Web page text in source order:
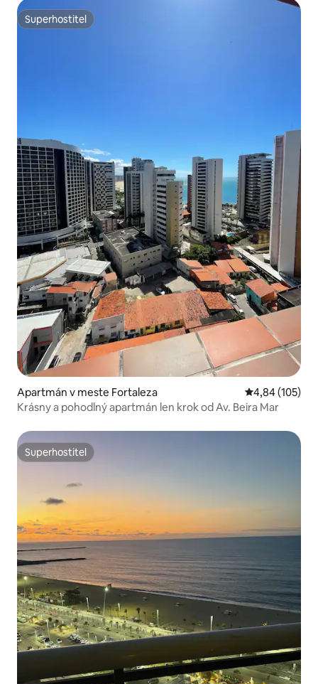
Superhostiteľ
Superhostiteľ
Apartmán v meste Fortaleza Priemerné
4,84 (105)
Krásny a pohodlný apartmán len krok od Av. Beira Mar
Superhostiteľ
Superhostiteľ